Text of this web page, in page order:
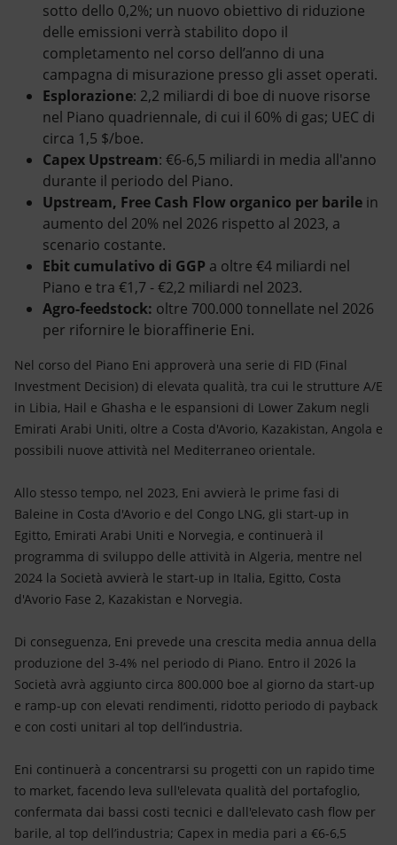
sotto dello 0,2%; un nuovo obiettivo di riduzione
delle emissioni verrà stabilito dopo il
completamento nel corso dell’anno di una
campagna di misurazione presso gli asset operati.
Esplorazione: 2,2 miliardi di boe di nuove risorse
nel Piano quadriennale, di cui il 60% di gas; UEC di
circa 1,5 $/boe.
Capex Upstream: €6-6,5 miliardi in media all'anno
durante il periodo del Piano.
Upstream, Free Cash Flow organico per barile in
aumento del 20% nel 2026 rispetto al 2023, a
scenario costante.
Ebit cumulativo di GGP a oltre €4 miliardi nel
Piano e tra €1,7 - €2,2 miliardi nel 2023.
Agro-feedstock: oltre 700.000 tonnellate nel 2026
per rifornire le bioraffinerie Eni.
Nel corso del Piano Eni approverà una serie di FID (Final
Investment Decision) di elevata qualità, tra cui le strutture A/E
in Libia, Hail e Ghasha e le espansioni di Lower Zakum negli
Emirati Arabi Uniti, oltre a Costa d'Avorio, Kazakistan, Angola e
possibili nuove attività nel Mediterraneo orientale.
Allo stesso tempo, nel 2023, Eni avvierà le prime fasi di
Baleine in Costa d'Avorio e del Congo LNG, gli start-up in
Egitto, Emirati Arabi Uniti e Norvegia, e continuerà il
programma di sviluppo delle attività in Algeria, mentre nel
2024 la Società avvierà le start-up in Italia, Egitto, Costa
d'Avorio Fase 2, Kazakistan e Norvegia.
Di conseguenza, Eni prevede una crescita media annua della
produzione del 3-4% nel periodo di Piano. Entro il 2026 la
Società avrà aggiunto circa 800.000 boe al giorno da start-up
e ramp-up con elevati rendimenti, ridotto periodo di payback
e con costi unitari al top dell’industria.
Eni continuerà a concentrarsi su progetti con un rapido time
to market, facendo leva sull'elevata qualità del portafoglio,
confermata dai bassi costi tecnici e dall'elevato cash flow per
barile, al top dell’industria; Capex in media pari a €6-6,5